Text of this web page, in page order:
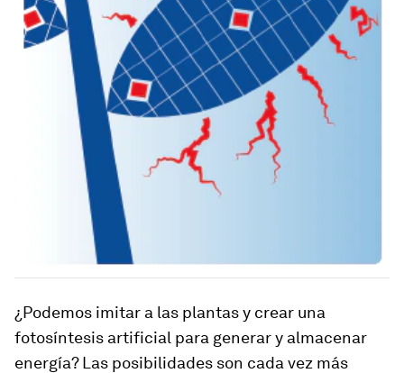
¿Podemos imitar a las plantas y crear una
fotosíntesis artificial para generar y almacenar
energía? Las posibilidades son cada vez más